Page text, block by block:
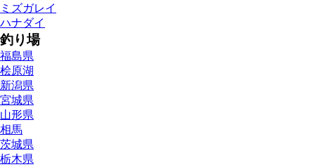
ミズガレイ
ハナダイ
釣り場
福島県
桧原湖
新潟県
宮城県
山形県
相馬
茨城県
栃木県